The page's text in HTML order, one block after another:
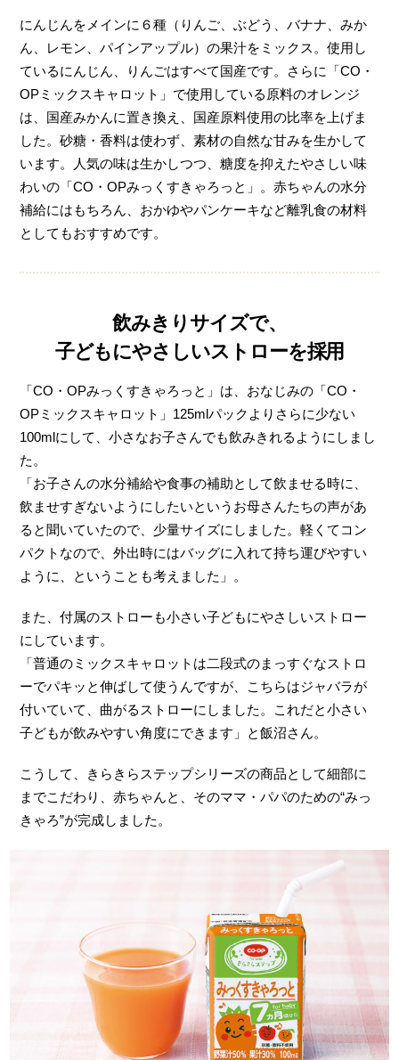
にんじんをメインに６種（りんご、ぶどう、バナナ、みか
ん、レモン、パインアップル）の果汁をミックス。使用し
ているにんじん、りんごはすべて国産です。さらに「CO・
OPミックスキャロット」で使用している原料のオレンジ
は、国産みかんに置き換え、国産原料使用の比率を上げま
した。砂糖・香料は使わず、素材の自然な甘みを生かして
います。人気の味は生かしつつ、糖度を抑えたやさしい味
わいの「CO・OPみっくすきゃろっと」。赤ちゃんの水分
補給にはもちろん、おかゆやパンケーキなど離乳食の材料
としてもおすすめです。
飲みきりサイズで、
子どもにやさしいストローを採用
「CO・OPみっくすきゃろっと」は、おなじみの「CO・
OPミックスキャロット」125mlパックよりさらに少ない
100mlにして、小さなお子さんでも飲みきれるようにしまし
た。
「お子さんの水分補給や食事の補助として飲ませる時に、
飲ませすぎないようにしたいというお母さんたちの声があ
ると聞いていたので、少量サイズにしました。軽くてコン
パクトなので、外出時にはバッグに入れて持ち運びやすい
ように、ということも考えました」。
また、付属のストローも小さい子どもにやさしいストロー
にしています。
「普通のミックスキャロットは二段式のまっすぐなストロ
ーでパキッと伸ばして使うんですが、こちらはジャバラが
付いていて、曲がるストローにしました。これだと小さい
子どもが飲みやすい角度にできます」と飯沼さん。
こうして、きらきらステップシリーズの商品として細部に
までこだわり、赤ちゃんと、そのママ・パパのための“みっ
きゃろ”が完成しました。